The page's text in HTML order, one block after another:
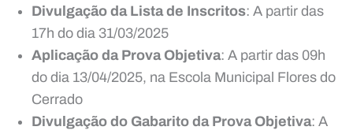
Divulgação da Lista de Inscritos: A partir das
17h do dia 31/03/2025
Aplicação da Prova Objetiva: A partir das 09h
do dia 13/04/2025, na Escola Municipal Flores do
Cerrado
Divulgação do Gabarito da Prova Objetiva: A